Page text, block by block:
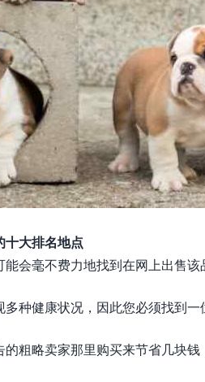
十大排名地点
会毫不费力地找到在网上出售该
种健康状况，因此您必须找到一
粗略卖家那里购买来节省几块